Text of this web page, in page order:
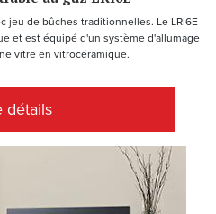
jeu de bûches traditionnelles. Le LRI6E
et est équipé d'un système d'allumage
vitre en vitrocéramique.
détails